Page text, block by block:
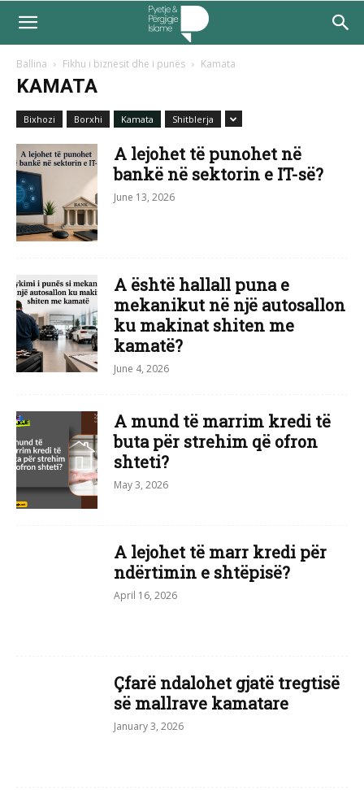
Ballina Fikhu i biznesit dhe i punës Kamata
KAMATA
Bixhozi Borxhi Kamata Shitblerja
A lejohet të punohet në
bankë në sektorin e IT-së?
June 13, 2026
A është hallall puna e
mekanikut në një autosallon
ku makinat shiten me
kamatë?
June 4, 2026
A mund të marrim kredi të
buta për strehim që ofron
shteti?
May 3, 2026
A lejohet të marr kredi për
ndërtimin e shtëpisë?
April 16, 2026
Çfarë ndalohet gjatë tregtisë
së mallrave kamatare
January 3, 2026